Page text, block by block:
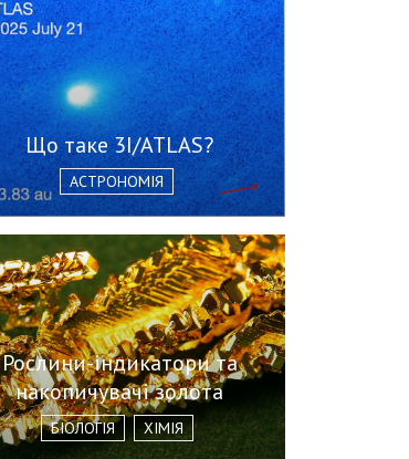
Що таке 3I/ATLAS?
АСТРОНОМІЯ
Рослини-індикатори та
накопичувачі золота
БІОЛОГІЯ ХІМІЯ